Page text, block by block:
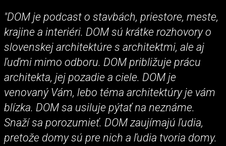
"DOM je podcast o stavbách, priestore, meste,
krajine a interiéri. DOM sú krátke rozhovory o
slovenskej architektúre s architektmi, ale aj
ľuďmi mimo odboru. DOM približuje prácu
architekta, jej pozadie a ciele. DOM je
venovaný Vám, lebo téma architektúry je vám
blízka. DOM sa usiluje pýtať na neznáme.
Snaží sa porozumieť. DOM zaujímajú ľudia,
pretože domy sú pre nich a ľudia tvoria domy.